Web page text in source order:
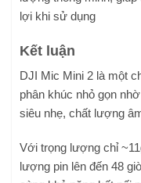
Kết luận
DJI Mic Mini 2 là một
phân khúc nhỏ gọn
siêu nhẹ, chất lượng
Với trọng lượng chỉ
lượng pin lên đến 48